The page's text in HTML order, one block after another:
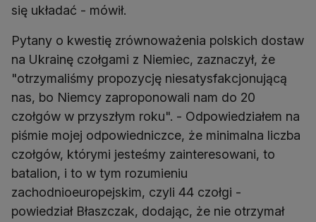
się układać - mówił.
Pytany o kwestię zrównoważenia polskich dostaw
na Ukrainę czołgami z Niemiec, zaznaczył, że
"otrzymaliśmy propozycję niesatysfakcjonującą
nas, bo Niemcy zaproponowali nam do 20
czołgów w przyszłym roku". - Odpowiedziałem na
piśmie mojej odpowiedniczce, że minimalna liczba
czołgów, którymi jesteśmy zainteresowani, to
batalion, i to w tym rozumieniu
zachodnioeuropejskim, czyli 44 czołgi -
powiedział Błaszczak, dodając, że nie otrzymał